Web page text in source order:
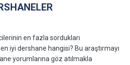
en fazla sordukları
iyi dershane hangisi? Bu araştırmayı
yorumlarına göz atılmakla